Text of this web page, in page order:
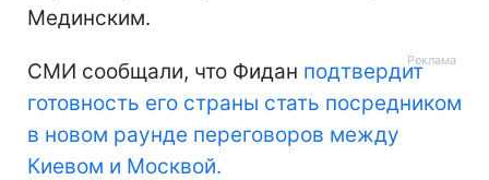
Мединским.
СМИ сообщали, что Фидан подтвердит
готовность его страны стать посредником
в новом раунде переговоров между
Киевом и Москвой.